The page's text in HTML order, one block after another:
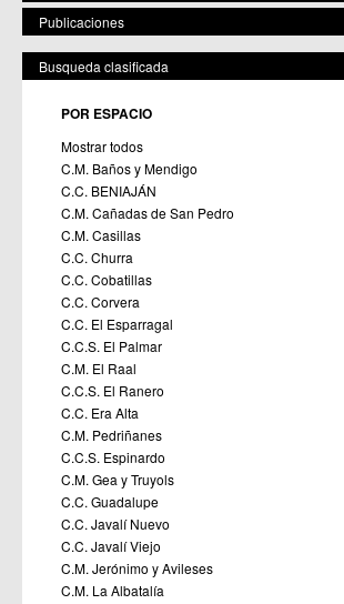
Publicaciones
Busqueda clasificada
POR ESPACIO
Mostrar todos
C.M. Baños y Mendigo
C.C. BENIAJÁN
C.M. Cañadas de San Pedro
C.M. Casillas
C.C. Churra
C.C. Cobatillas
C.C. Corvera
C.C. El Esparragal
C.C.S. El Palmar
C.M. El Raal
C.C.S. El Ranero
C.C. Era Alta
C.M. Pedriñanes
C.C.S. Espinardo
C.M. Gea y Truyols
C.C. Guadalupe
C.C. Javalí Nuevo
C.C. Javalí Viejo
C.M. Jerónimo y Avileses
C.M. La Albatalía